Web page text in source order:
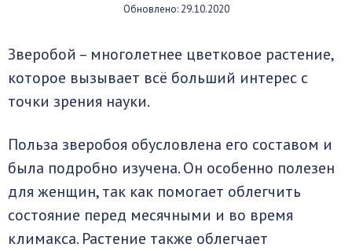
Обновлено: 29.10.2020
Зверобой – многолетнее цветковое растение,
которое вызывает всё больший интерес с
точки зрения науки.
Польза зверобоя обусловлена его составом и
была подробно изучена. Он особенно полезен
для женщин, так как помогает облегчить
состояние перед месячными и во время
климакса. Растение также облегчает